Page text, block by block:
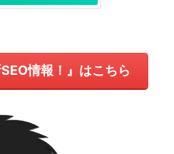
情報！』はこちら